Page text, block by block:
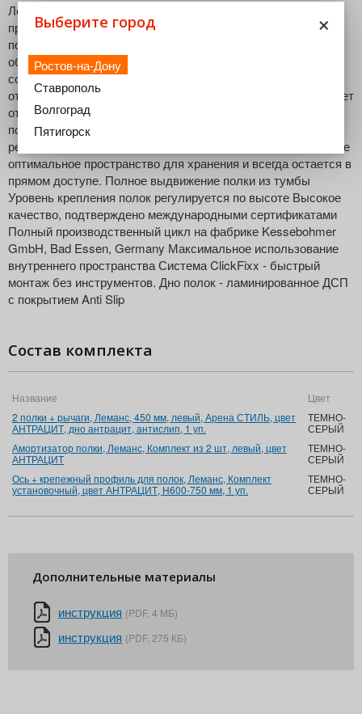
Леманс - идеальный поворотно-выдвижной механизм для
прямых угловых тумб! Удобство и лёгкость в работе
поражает - каждая полка полностью выезжает из тумбы,
обеспечивая полный и беспрепятственный доступ к
содержимому. Ручки соседних шкафов не затрудняют
открывания, ведь траектория движения механизма позволяет
открывать фасад всего на 85 градусов. Каждая полка
позволяет выдержать нагрузку в 25кг, а благодаря
регулировке высоты, любая высокая кастрюля находит свое
оптимальное пространство для хранения и всегда остается в
прямом доступе. Полное выдвижение полки из тумбы
Уровень крепления полок регулируется по высоте Высокое
качество, подтверждено международными сертификатами
Полный производственный цикл на фабрике Kessebohmer
GmbH, Bad Essen, Germany Максимальное использование
внутреннего пространства Система ClickFixx - быстрый
монтаж без инструментов. Дно полок - ламинированное ДСП
с покрытием Anti Slip
Состав комплекта
Название Цвет
2 полки + рычаги, Леманс, 450 мм, левый, Арена СТИЛЬ, цвет
АНТРАЦИТ, дно антрацит, антислип, 1 уп.
ТЕМНО-
СЕРЫЙ
Амортизатор полки, Леманс, Комплект из 2 шт, левый, цвет
АНТРАЦИТ
ТЕМНО-
СЕРЫЙ
Ось + крепежный профиль для полок, Леманс, Комплект
установочный, цвет АНТРАЦИТ, Н600-750 мм, 1 уп.
ТЕМНО-
СЕРЫЙ
Дополнительные материалы
инструкция (PDF, 4 МБ)
инструкция (PDF, 275 КБ)
×
Выберите город
Ростов-на-Дону
Ставрополь
Волгоград
Пятигорск